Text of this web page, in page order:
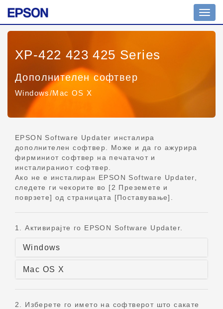
Вкл./
искл.
XP-422 423 425 Series
Дополнителен софтвер
Windows/Mac OS X
EPSON Software Updater инсталира
дополнителен софтвер. Може и да го ажурира
фирминиот софтвер на печатачот и
инсталираниот софтвер.
Ако не е инсталиран EPSON Software Updater,
следете ги чекорите во [2 Преземете и
поврзете] од страницата [Поставување].
1. Активирајте го EPSON Software Updater.
Windows
Mac OS X
2. Изберете го името на софтверот што сакате